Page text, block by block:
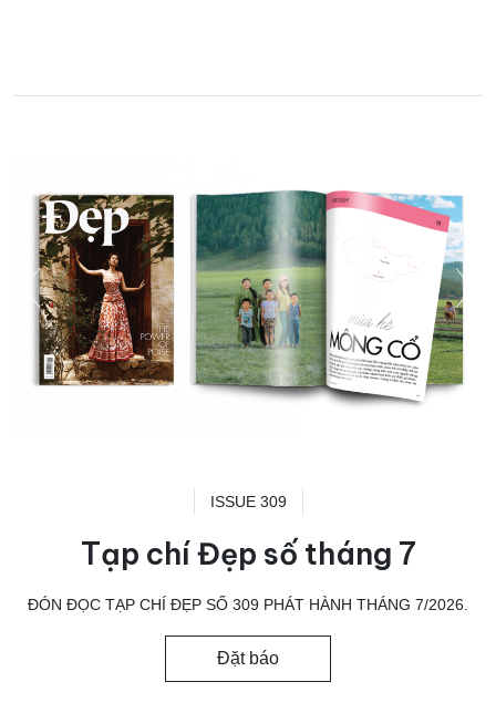
ISSUE 309
Tạp chí Đẹp số tháng 7
ĐÓN ĐỌC TẠP CHÍ ĐẸP SỐ 309 PHÁT HÀNH THÁNG 7/2026.
Đặt báo